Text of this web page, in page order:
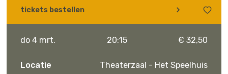
tickets bestellen
do 4 mrt. 20:15 € 32,50
Locatie
Theaterzaal - Het Speelhuis